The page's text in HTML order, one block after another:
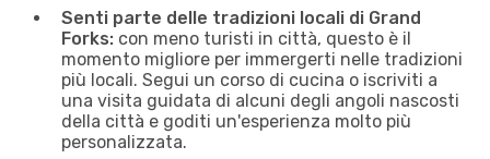
Senti parte delle tradizioni locali di Grand
Forks: con meno turisti in città, questo è il
momento migliore per immergerti nelle tradizioni
più locali. Segui un corso di cucina o iscriviti a
una visita guidata di alcuni degli angoli nascosti
della città e goditi un'esperienza molto più
personalizzata.